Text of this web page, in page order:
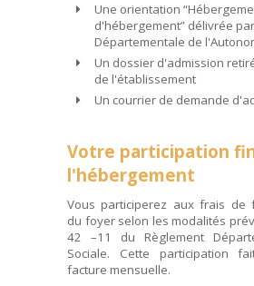
Une orientation
d'hébergement” délivrée
Départementale de
Un dossier d'admission
de l'établissement
Un courrier de demande
Votre participation
l'hébergement
Vous participerez aux frais de
du foyer selon les modalités
42 –11 du Règlement
Sociale. Cette participation
facture mensuelle.